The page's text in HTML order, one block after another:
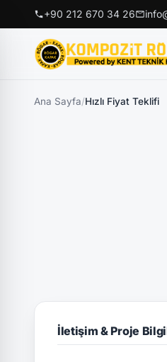
+90 212 670 34 26
Ana Sayfa/Hızlı Fiyat Teklifi
İletişim & Proje